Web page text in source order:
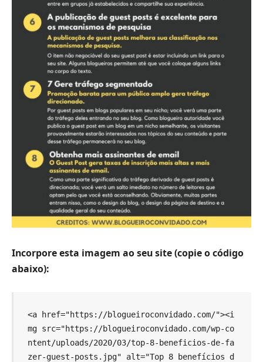
Incorpore esta imagem ao seu site (copie o código
abaixo):
<a href="https://blogueiroconvidado.com/"><i
mg src="https://blogueiroconvidado.com/wp-co
ntent/uploads/2020/03/top-8-beneficios-de-fa
zer-guest-posts.jpg" alt="Top 8 benefícios d